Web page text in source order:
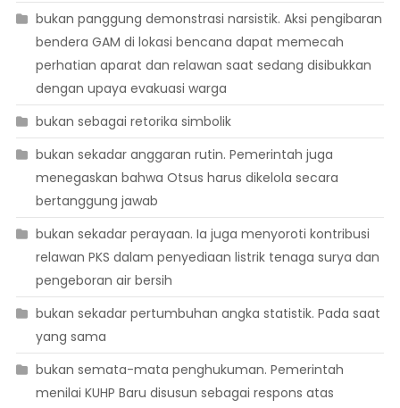
bukan panggung demonstrasi narsistik. Aksi pengibaran
bendera GAM di lokasi bencana dapat memecah
perhatian aparat dan relawan saat sedang disibukkan
dengan upaya evakuasi warga
bukan sebagai retorika simbolik
bukan sekadar anggaran rutin. Pemerintah juga
menegaskan bahwa Otsus harus dikelola secara
bertanggung jawab
bukan sekadar perayaan. Ia juga menyoroti kontribusi
relawan PKS dalam penyediaan listrik tenaga surya dan
pengeboran air bersih
bukan sekadar pertumbuhan angka statistik. Pada saat
yang sama
bukan semata-mata penghukuman. Pemerintah
menilai KUHP Baru disusun sebagai respons atas